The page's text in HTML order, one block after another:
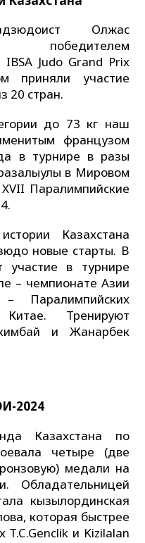
Олжас
победителем
Judo Grand Prix
приняли участие
20 стран.
до 73 кг наш
французом
в турнире в разы
в Мировом
Паралимпийские
Казахстана
новые старты. В
участие в турнире
– чемпионате Азии
Паралимпийских
Тренируют
и Жанарбек
2024
Казахстана по
четыре (две
медали на
Обладательницей
кызылординская
которая быстрее
и Kizilalan